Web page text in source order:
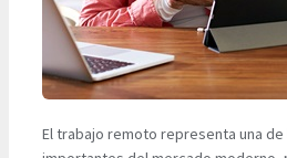
El trabajo remoto representa una